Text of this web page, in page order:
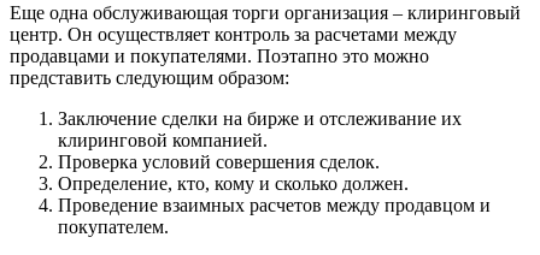
Еще одна обслуживающая торги организация – клиринговый
центр. Он осуществляет контроль за расчетами между
продавцами и покупателями. Поэтапно это можно
представить следующим образом:
Заключение сделки на бирже и отслеживание их
клиринговой компанией.
Проверка условий совершения сделок.
Определение, кто, кому и сколько должен.
Проведение взаимных расчетов между продавцом и
покупателем.